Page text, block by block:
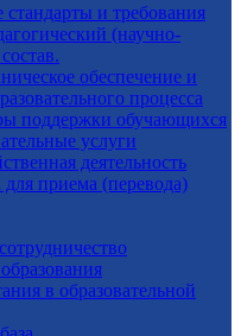
стандарты и требования
(научно-
обеспечение и
процесса
поддержки обучающихся
услуги
деятельность
приема (перевода)
в образовательной